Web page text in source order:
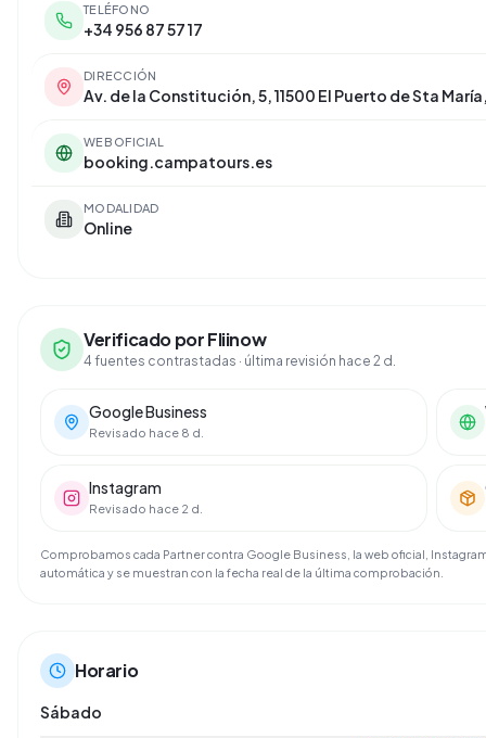
TELÉFONO
+34 956 87 57 17
DIRECCIÓN
Av. de la Constitución, 5, 11500 El Puerto de Sta
WEB OFICIAL
booking.campatours.es
MODALIDAD
Online
Verificado por Fliinow
4 fuentes contrastadas · última revisión hace 2 d.
Google Business
Revisado hace 8 d.
Instagram
Revisado hace 2 d.
Comprobamos cada Partner contra Google Business, la web oficial,
automática y se muestran con la fecha real de la última comprobación.
Horario
Sábado